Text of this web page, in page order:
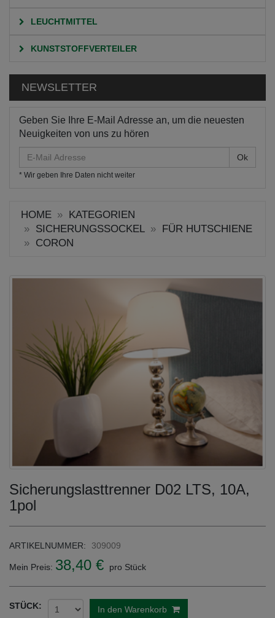
LEUCHTMITTEL
KUNSTSTOFFVERTEILER
NEWSLETTER
Geben Sie Ihre E-Mail Adresse an, um die neuesten
Neuigkeiten von uns zu hören
Mail
Adresse
* Wir geben Ihre Daten nicht weiter
HOME
KATEGORIEN
SICHERUNGSSOCKEL
FÜR HUTSCHIENE
CORON
Sicherungslasttrenner D02 LTS, 10A,
1pol
ARTIKELNUMMER: 309009
Mein Preis: 38,40 € pro Stück
STÜCK: In den Warenkorb